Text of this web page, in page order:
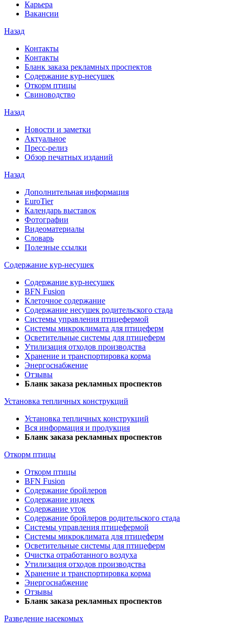
Карьера
Вакансии
Назад
Контакты
Контакты
Бланк заказа рекламных проспектов
Содержание кур-несушек
Откорм птицы
Свиноводство
Назад
Новости и заметки
Актуальное
Пресс-релиз
Обзор печатных изданий
Назад
Дополнительная информация
EuroTier
Календарь выставок
Фотографии
Видеоматериалы
Словарь
Полезные ссылки
Содержание кур-несушек
Содержание кур-несушек
BFN Fusion
Клеточное содержание
Содержание несушек родительского стада
Системы управления птицефермой
Системы микроклимата для птицеферм
Осветительные системы для птицеферм
Утилизация отходов производства
Хранение и транспортировка корма
Энергоснабжение
Отзывы
Бланк заказа рекламных проспектов
Установка тепличных конструкций
Установка тепличных конструкций
Вся информация и продукция
Бланк заказа рекламных проспектов
Откорм птицы
Откорм птицы
BFN Fusion
Содержание бройлеров
Содержание индеек
Содержание уток
Содержание бройлеров родительского стада
Системы управления птицефермой
Системы микроклимата для птицеферм
Осветительные системы для птицеферм
Очистка отработанного воздуха
Утилизация отходов производства
Хранение и транспортировка корма
Энергоснабжение
Отзывы
Бланк заказа рекламных проспектов
Разведение насекомых